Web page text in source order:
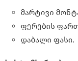
მარტივი
ფერების
დაბალი ფასი.